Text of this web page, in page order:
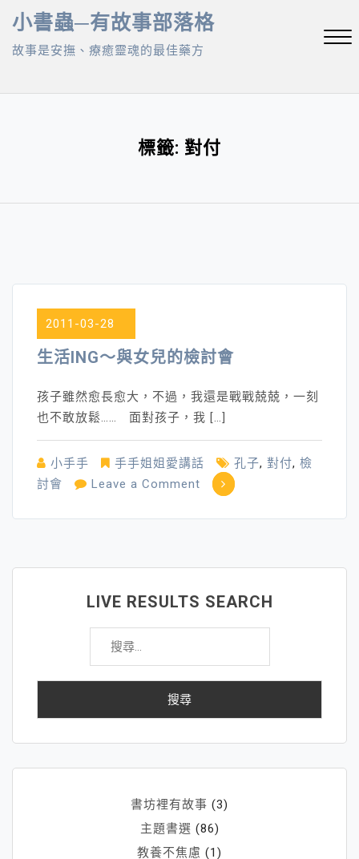
Skip
content
小書蟲─有故事部落格
故事是安撫、療癒靈魂的最佳藥方
標籤: 對付
2011-03-28
生活ING～與女兒的檢討會
孩子雖然愈長愈大，不過，我還是戰戰兢兢，一刻
也不敢放鬆…… 面對孩子，我 […]
小手手 手手姐姐愛講話 孔子, 對付, 檢
討會
Leave a Comment on
～
女
兒
檢
LIVE RESULTS SEARCH
搜
關
書坊裡有故事 (3)
主題書選 (86)
教養不焦慮 (1)